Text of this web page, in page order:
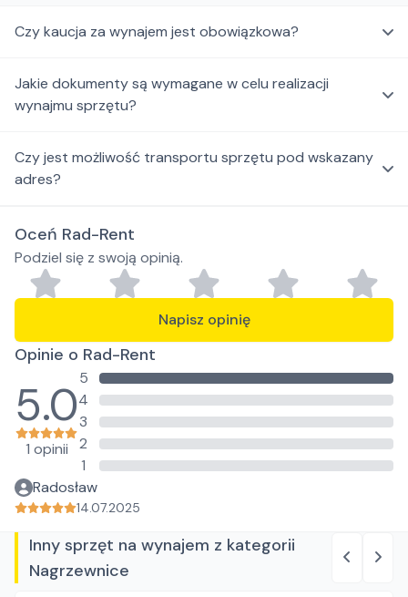
Czy kaucja za wynajem jest obowiązkowa?
Jakie dokumenty są wymagane w celu realizacji
wynajmu sprzętu?
Czy jest możliwość transportu sprzętu pod wskazany
adres?
Oceń Rad-Rent
Podziel się z swoją opinią.
Napisz opinię
Opinie o Rad-Rent
5.0
1 opinii
5
4
3
2
1
Radosław
14.07.2025
Inny sprzęt na wynajem z kategorii
Nagrzewnice